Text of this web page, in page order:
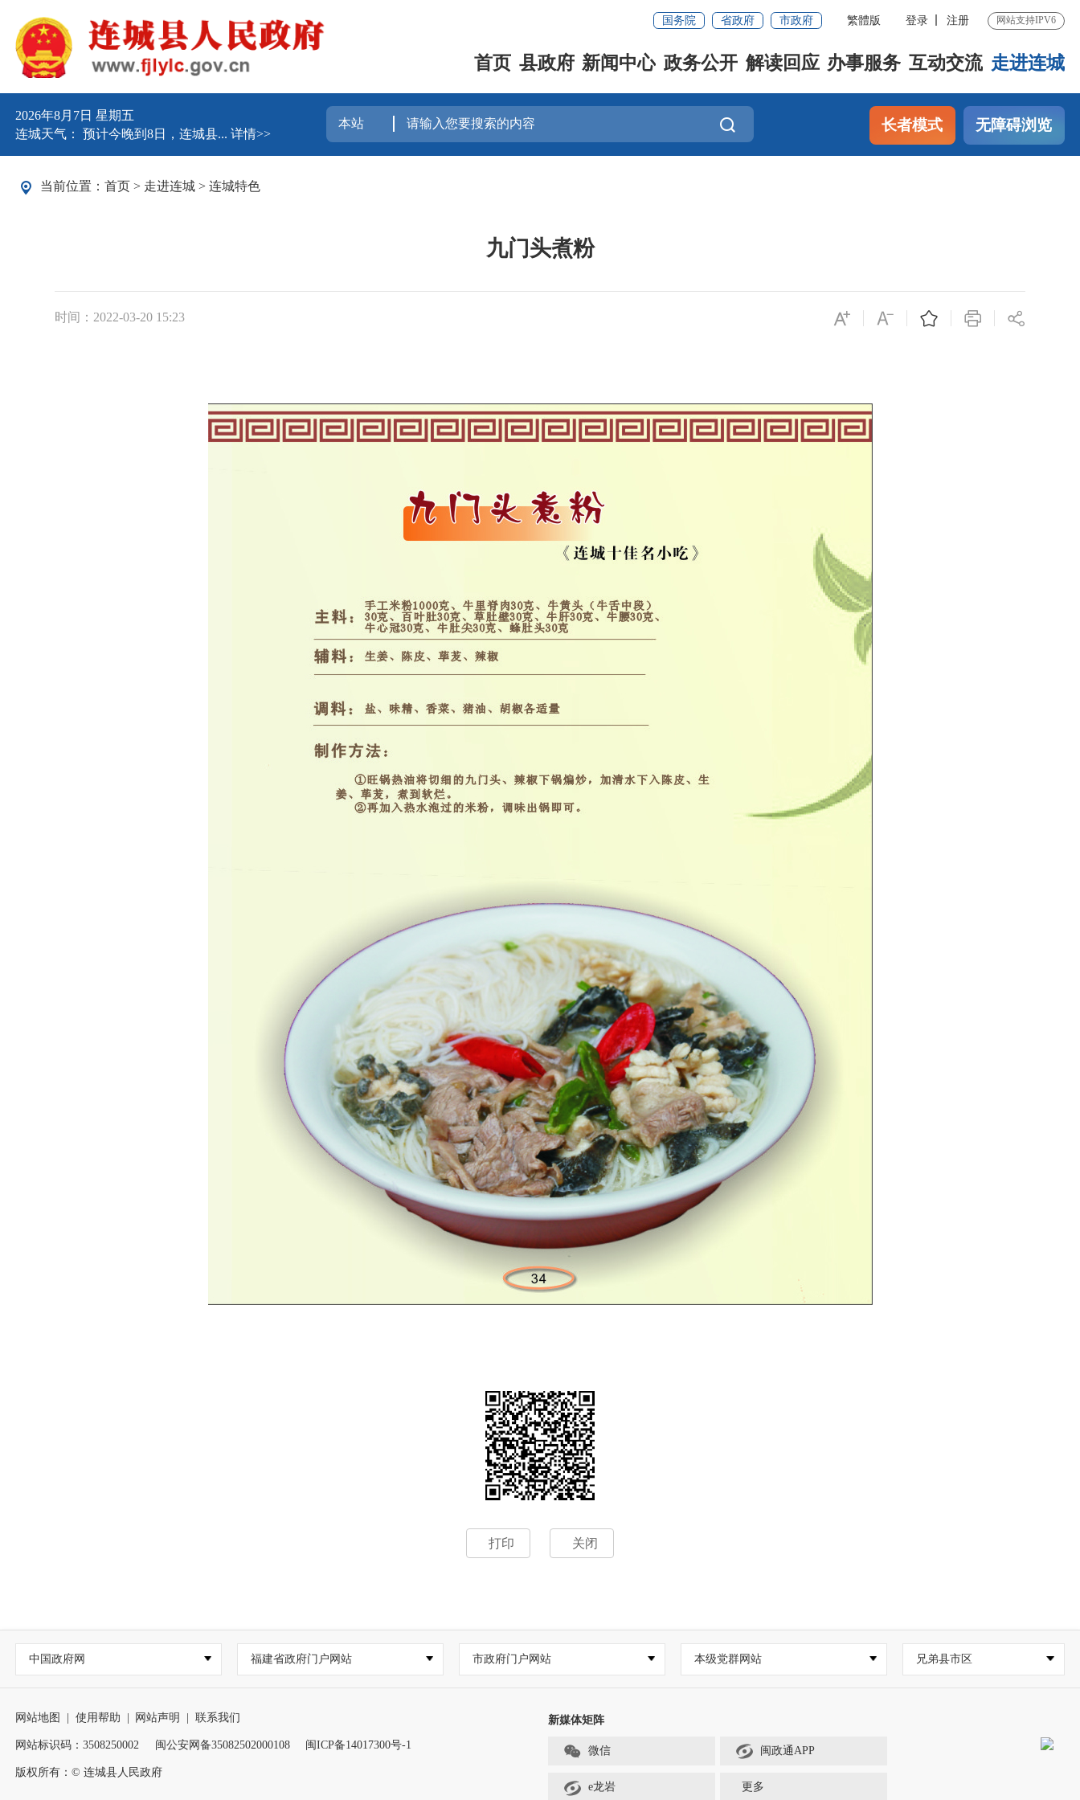
国务院 省政府 市政府 繁體版 登录 注册 网站支持IPV6
首页 县政府 新闻中心 政务公开 解读回应 办事服务 互动交流 走进连城
2026年8月7日 星期五
连城天气： 预计今晚到8日，连城县...详情>>
长者模式 无障碍浏览
当前位置： 首页 > 走进连城 > 连城特色
九门头煮粉
时间：2022-03-20 15:23
打印 关闭
中国政府网 福建省政府门户网站 市政府门户网站 本级党群网站 兄弟县市区
网站地图 | 使用帮助 | 网站声明 | 联系我们
网站标识码：3508250002 闽公安网备35082502000108 闽ICP备14017300号-1
版权所有：© 连城县人民政府
新媒体矩阵
微信 闽政通APP
e龙岩 更多